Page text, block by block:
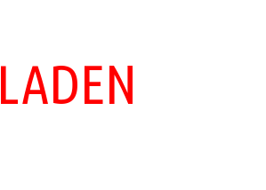
LADEN